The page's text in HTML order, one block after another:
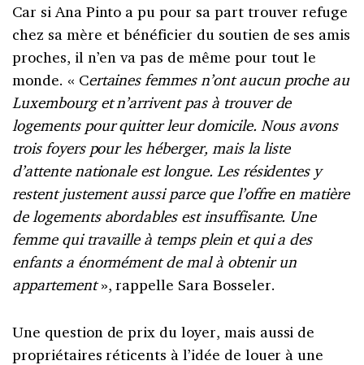
Car si Ana Pinto a pu pour sa part trouver refuge
chez sa mère et bénéficier du soutien de ses amis
proches, il n’en va pas de même pour tout le
monde. « Certaines femmes n’ont aucun proche au
Luxembourg et n’arrivent pas à trouver de
logements pour quitter leur domicile. Nous avons
trois foyers pour les héberger, mais la liste
d’attente nationale est longue. Les résidentes y
restent justement aussi parce que l’offre en matière
de logements abordables est insuffisante. Une
femme qui travaille à temps plein et qui a des
enfants a énormément de mal à obtenir un
appartement», rappelle Sara Bosseler.
Une question de prix du loyer, mais aussi de
propriétaires réticents à l’idée de louer à une